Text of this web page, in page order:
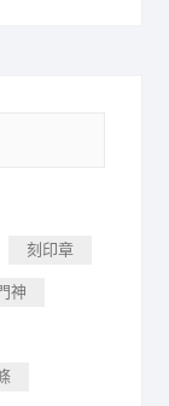
刻印章
神